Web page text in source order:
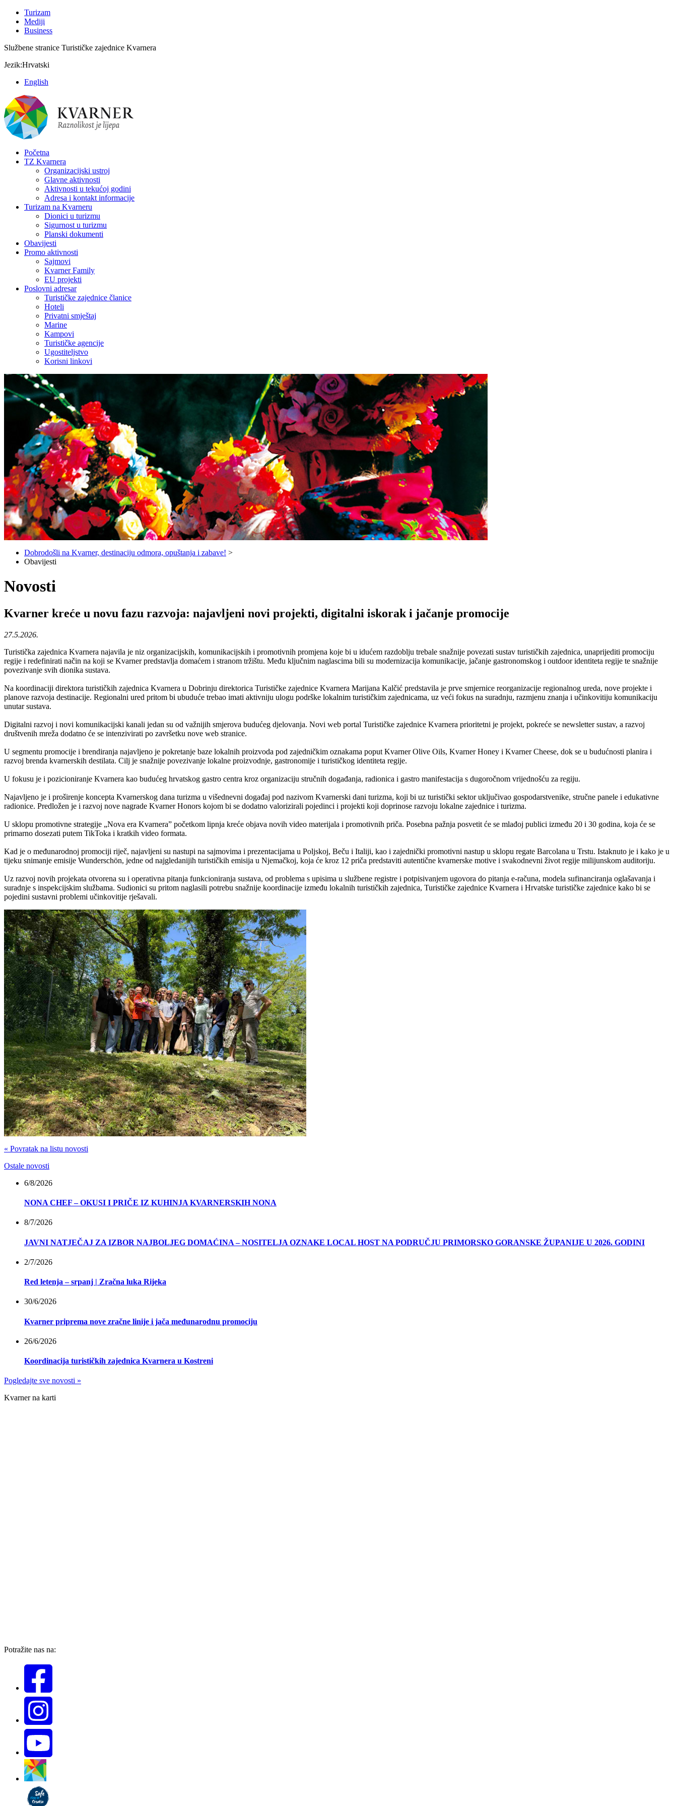
Turizam
Mediji
Business
Službene stranice Turističke zajednice Kvarnera
Jezik:Hrvatski
English
Početna
TZ Kvarnera
Organizacijski ustroj
Glavne aktivnosti
Aktivnosti u tekućoj godini
Adresa i kontakt informacije
Turizam na Kvarneru
Dionici u turizmu
Sigurnost u turizmu
Planski dokumenti
Obavijesti
Promo aktivnosti
Sajmovi
Kvarner Family
EU projekti
Poslovni adresar
Turističke zajednice članice
Hoteli
Privatni smještaj
Marine
Kampovi
Turističke agencije
Ugostiteljstvo
Korisni linkovi
Dobrodošli na Kvarner, destinaciju odmora, opuštanja i zabave! >
Obavijesti
Novosti
Kvarner kreće u novu fazu razvoja: najavljeni novi projekti, digitalni iskorak i jačanje promocije
27.5.2026.
Turistička zajednica Kvarnera najavila je niz organizacijskih, komunikacijskih i promotivnih promjena koje bi u idućem razdoblju trebale snažnije povezati sustav turističkih zajednica, unaprijediti promociju
regije i redefinirati način na koji se Kvarner predstavlja domaćem i stranom tržištu. Među ključnim naglascima bili su modernizacija komunikacije, jačanje gastronomskog i outdoor identiteta regije te snažnije
povezivanje svih dionika sustava.
Na koordinaciji direktora turističkih zajednica Kvarnera u Dobrinju direktorica Turističke zajednice Kvarnera Marijana Kalčić predstavila je prve smjernice reorganizacije regionalnog ureda, nove projekte i
planove razvoja destinacije. Regionalni ured pritom bi ubuduće trebao imati aktivniju ulogu podrške lokalnim turističkim zajednicama, uz veći fokus na suradnju, razmjenu znanja i učinkovitiju komunikaciju
unutar sustava.
Digitalni razvoj i novi komunikacijski kanali jedan su od važnijih smjerova budućeg djelovanja. Novi web portal Turističke zajednice Kvarnera prioritetni je projekt, pokreće se newsletter sustav, a razvoj
društvenih mreža dodatno će se intenzivirati po završetku nove web stranice.
U segmentu promocije i brendiranja najavljeno je pokretanje baze lokalnih proizvoda pod zajedničkim oznakama poput Kvarner Olive Oils, Kvarner Honey i Kvarner Cheese, dok se u budućnosti planira i
razvoj brenda kvarnerskih destilata. Cilj je snažnije povezivanje lokalne proizvodnje, gastronomije i turističkog identiteta regije.
U fokusu je i pozicioniranje Kvarnera kao budućeg hrvatskog gastro centra kroz organizaciju stručnih događanja, radionica i gastro manifestacija s dugoročnom vrijednošću za regiju.
Najavljeno je i proširenje koncepta Kvarnerskog dana turizma u višednevni događaj pod nazivom Kvarnerski dani turizma, koji bi uz turistički sektor uključivao gospodarstvenike, stručne panele i edukativne
radionice. Predložen je i razvoj nove nagrade Kvarner Honors kojom bi se dodatno valorizirali pojedinci i projekti koji doprinose razvoju lokalne zajednice i turizma.
U sklopu promotivne strategije „Nova era Kvarnera” početkom lipnja kreće objava novih video materijala i promotivnih priča. Posebna pažnja posvetit će se mlađoj publici između 20 i 30 godina, koja će se
primarno dosezati putem TikToka i kratkih video formata.
Kad je o međunarodnoj promociji riječ, najavljeni su nastupi na sajmovima i prezentacijama u Poljskoj, Beču i Italiji, kao i zajednički promotivni nastup u sklopu regate Barcolana u Trstu. Istaknuto je i kako je u
tijeku snimanje emisije Wunderschön, jedne od najgledanijih turističkih emisija u Njemačkoj, koja će kroz 12 priča predstaviti autentične kvarnerske motive i svakodnevni život regije milijunskom auditoriju.
Uz razvoj novih projekata otvorena su i operativna pitanja funkcioniranja sustava, od problema s upisima u službene registre i potpisivanjem ugovora do pitanja e-računa, modela sufinanciranja oglašavanja i
suradnje s inspekcijskim službama. Sudionici su pritom naglasili potrebu snažnije koordinacije između lokalnih turističkih zajednica, Turističke zajednice Kvarnera i Hrvatske turističke zajednice kako bi se
pojedini sustavni problemi učinkovitije rješavali.
« Povratak na listu novosti
Ostale novosti
6/8/2026
NONA CHEF – OKUSI I PRIČE IZ KUHINJA KVARNERSKIH NONA
8/7/2026
JAVNI NATJEČAJ ZA IZBOR NAJBOLJEG DOMAĆINA – NOSITELJA OZNAKE LOCAL HOST NA PODRUČJU PRIMORSKO GORANSKE ŽUPANIJE U 2026. GODINI
2/7/2026
Red letenja – srpanj | Zračna luka Rijeka
30/6/2026
Kvarner priprema nove zračne linije i jača međunarodnu promociju
26/6/2026
Koordinacija turističkih zajednica Kvarnera u Kostreni
Pogledajte sve novosti »
Kvarner na karti
Potražite nas na: